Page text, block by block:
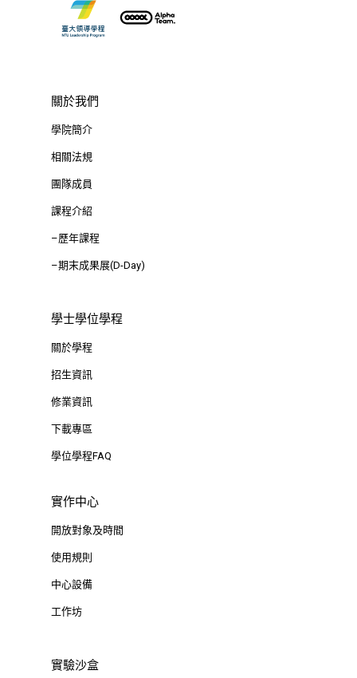
關於我們
學院簡介
相關法規
團隊成員
課程介紹
–歷年課程
–期末成果展(D-Day)
學士學位學程
關於學程
招生資訊
修業資訊
下載專區
學位學程FAQ
實作中心
開放對象及時間
使用規則
中心設備
工作坊
實驗沙盒